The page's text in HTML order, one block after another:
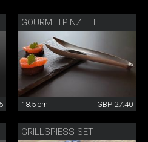
GOURMETPINZETTE
18.5 cm GBP 27.40
GRILLSPIESS SET